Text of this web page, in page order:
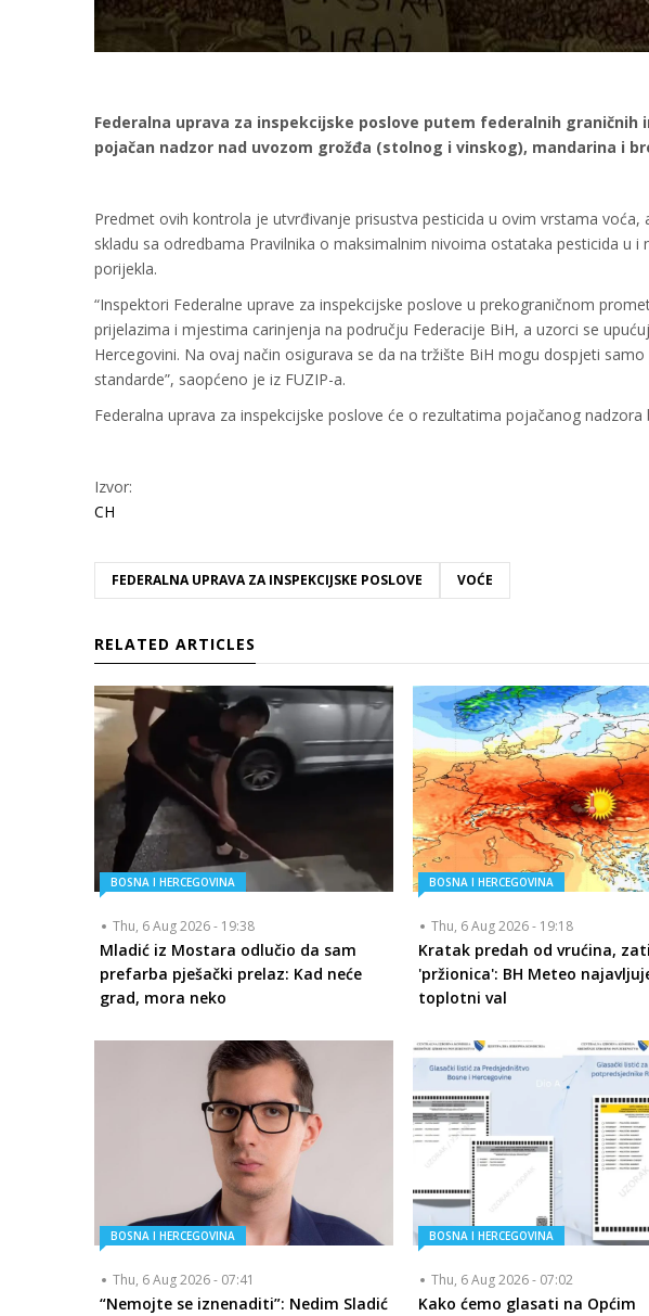
Federalna uprava za inspekcijske poslove putem federalnih
pojačan nadzor nad uvozom grožđa (stolnog i vinskog), mandarina i
Predmet ovih kontrola je utvrđivanje prisustva pesticida u ovim vrstama
skladu sa odredbama Pravilnika o maksimalnim nivoima ostataka pesticida u
porijekla.
“Inspektori Federalne uprave za inspekcijske poslove u prekograničnom
prijelazima i mjestima carinjenja na području Federacije BiH, a uzorci se
Hercegovini. Na ovaj način osigurava se da na tržište BiH mogu dospjeti
standarde”, saopćeno je iz FUZIP-a.
Federalna uprava za inspekcijske poslove će o rezultatima pojačanog
Izvor:
CH
FEDERALNA UPRAVA ZA INSPEKCIJSKE POSLOVE VOĆE
RELATED ARTICLES
BOSNA I HERCEGOVINA
Thu, 6 Aug 2026 - 19:38
Mladić iz Mostara odlučio da sam
prefarba pješački prelaz: Kad neće
grad, mora neko
BOSNA I HERCEGOVINA
Thu, 6 Aug 2026 - 19:18
Kratak predah od vrućina,
'pržionica': BH Meteo
toplotni val
BOSNA I HERCEGOVINA
Thu, 6 Aug 2026 - 07:41
“Nemojte se iznenaditi”: Nedim Sladić
BOSNA I HERCEGOVINA
Thu, 6 Aug 2026 - 07:02
Kako ćemo glasati na Općim